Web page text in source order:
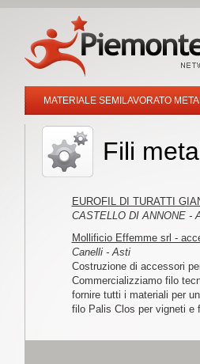
MATERIALE SEMILAVORATO
Fili
EUROFIL DI TURATTI
CASTELLO DI ANNONE -
Mollificio Effemme srl -
Canelli - Asti
Costruzione di accessori
Commercializziamo filo
fornire tutti i materiali per
filo Palis Clos per vigneti e